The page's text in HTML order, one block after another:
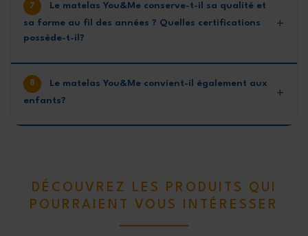
Le matelas You&Me conserve-t-il sa qualité et
sa forme au fil des années ? Quelles certifications
possède-t-il?
Le matelas You&Me convient-il également aux
enfants?
DÉCOUVREZ LES PRODUITS QUI
POURRAIENT VOUS INTÉRESSER